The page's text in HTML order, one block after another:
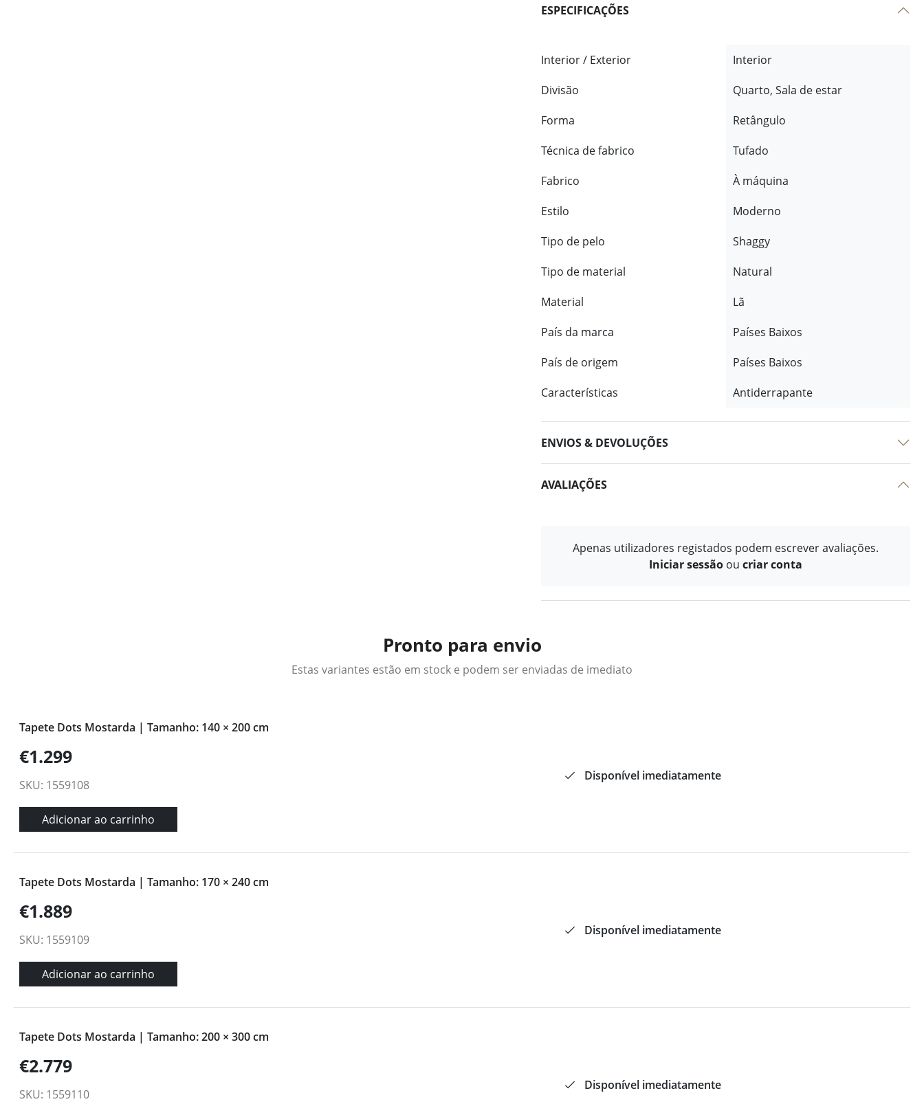
ESPECIFICAÇÕES
Interior / Exterior
Interior
Divisão
Quarto, Sala de estar
Forma
Retângulo
Técnica de fabrico
Tufado
Fabrico
À máquina
Estilo
Moderno
Tipo de pelo
Shaggy
Tipo de material
Natural
Material
Lã
País da marca
Países Baixos
País de origem
Países Baixos
Características
Antiderrapante
ENVIOS & DEVOLUÇÕES
AVALIAÇÕES
Apenas utilizadores registados podem escrever avaliações.
Iniciar sessão ou criar conta
Pronto para envio
Estas variantes estão em stock e podem ser enviadas de imediato
Tapete Dots Mostarda | Tamanho: 140 × 200 cm
€1.299
SKU: 1559108
Adicionar ao carrinho
Disponível imediatamente
Tapete Dots Mostarda | Tamanho: 170 × 240 cm
€1.889
SKU: 1559109
Adicionar ao carrinho
Disponível imediatamente
Tapete Dots Mostarda | Tamanho: 200 × 300 cm
€2.779
SKU: 1559110
Disponível imediatamente